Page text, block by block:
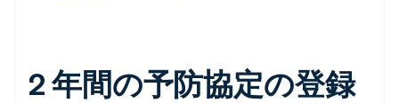
2 年間の予防協定の登録